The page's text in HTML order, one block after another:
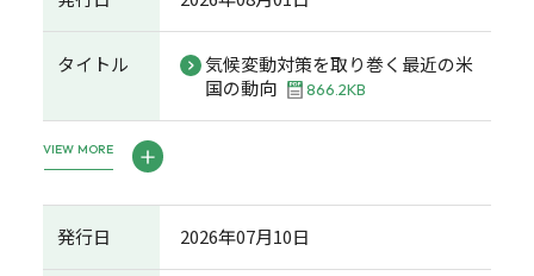
タイトル
気候変動対策を取り巻く最近の米
国の動向
866.2KB
VIEW MORE
発行日 2026年07月10日